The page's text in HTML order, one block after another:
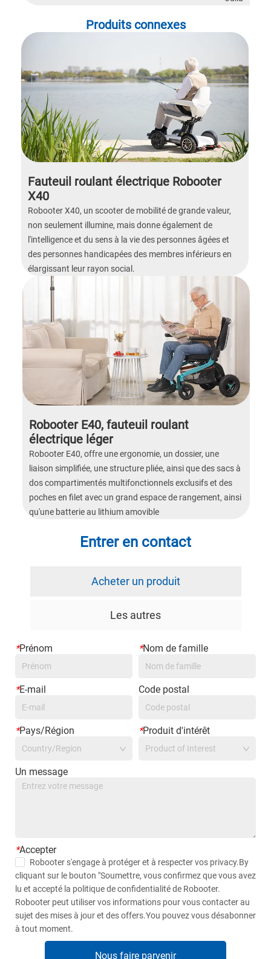
Produits connexes
Fauteuil roulant électrique Robooter
X40
Robooter X40, un scooter de mobilité de grande valeur,
non seulement illumine, mais donne également de
l'intelligence et du sens à la vie des personnes âgées et
des personnes handicapées des membres inférieurs en
élargissant leur rayon social.
Robooter E40, fauteuil roulant
électrique léger
Robooter E40, offre une ergonomie, un dossier, une
liaison simplifiée, une structure pliée, ainsi que des sacs à
dos compartimentés multifonctionnels exclusifs et des
poches en filet avec un grand espace de rangement, ainsi
qu'une batterie au lithium amovible
Entrer en contact
Acheter un produit
Les autres
*Prénom *Nom de famille
*E-mail Code postal
*Pays/Région
Country/Region
*Produit d'intérêt
Product of Interest
Un message
*Accepter
Robooter s'engage à protéger et à respecter vos privacy.By
cliquant sur le bouton "Soumettre, vous confirmez que vous avez
lu et accepté la politique de confidentialité de Robooter.
Robooter peut utiliser vos informations pour vous contacter au
sujet des mises à jour et des offers.You pouvez vous désabonner
à tout moment.
Nous faire parvenir